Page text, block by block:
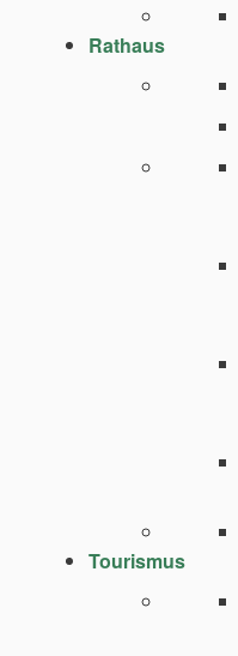
Rathaus
Tourismus